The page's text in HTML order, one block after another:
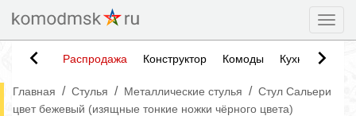
Распродажа Конструктор Комоды Кухни
Главная / Стулья / Металлические стулья / Стул Сальери
цвет бежевый (изящные тонкие ножки чёрного цвета)